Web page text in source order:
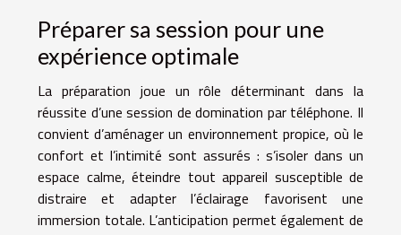
Préparer sa session pour une
expérience optimale
La préparation joue un rôle déterminant dans la
réussite d’une session de domination par téléphone. Il
convient d’aménager un environnement propice, où le
confort et l’intimité sont assurés : s’isoler dans un
espace calme, éteindre tout appareil susceptible de
distraire et adapter l’éclairage favorisent une
immersion totale. L’anticipation permet également de